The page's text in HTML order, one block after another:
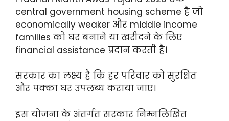
central government housing scheme है जो
economically weaker और middle income
families को घर बनाने या खरीदने के लिए
financial assistance प्रदान करती है।
सरकार का लक्ष्य है कि हर परिवार को सुरक्षित
और पक्का घर उपलब्ध कराया जाए।
इस योजना के अंतर्गत सरकार निम्नलिखित